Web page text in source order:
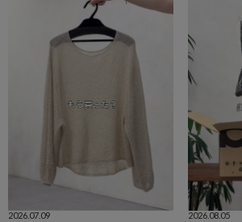
2026.07.09
2026.08.05